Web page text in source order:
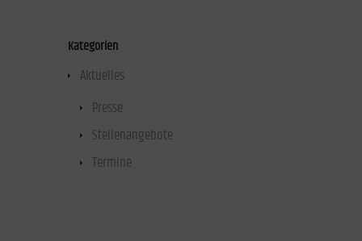
Kategorien
Aktuelles
Presse
Stellenangebote
Termine